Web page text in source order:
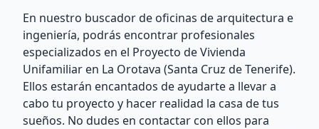
En nuestro buscador de oficinas de arquitectura e
ingeniería, podrás encontrar profesionales
especializados en el Proyecto de Vivienda
Unifamiliar en La Orotava (Santa Cruz de Tenerife).
Ellos estarán encantados de ayudarte a llevar a
cabo tu proyecto y hacer realidad la casa de tus
sueños. No dudes en contactar con ellos para